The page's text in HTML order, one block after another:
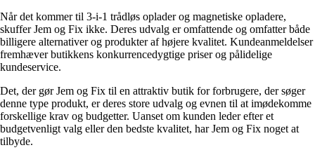
Når det kommer til 3-i-1 trådløs oplader og magnetiske opladere,
skuffer Jem og Fix ikke. Deres udvalg er omfattende og omfatter både
billigere alternativer og produkter af højere kvalitet. Kundeanmeldelser
fremhæver butikkens konkurrencedygtige priser og pålidelige
kundeservice.
Det, der gør Jem og Fix til en attraktiv butik for forbrugere, der søger
denne type produkt, er deres store udvalg og evnen til at imødekomme
forskellige krav og budgetter. Uanset om kunden leder efter et
budgetvenligt valg eller den bedste kvalitet, har Jem og Fix noget at
tilbyde.